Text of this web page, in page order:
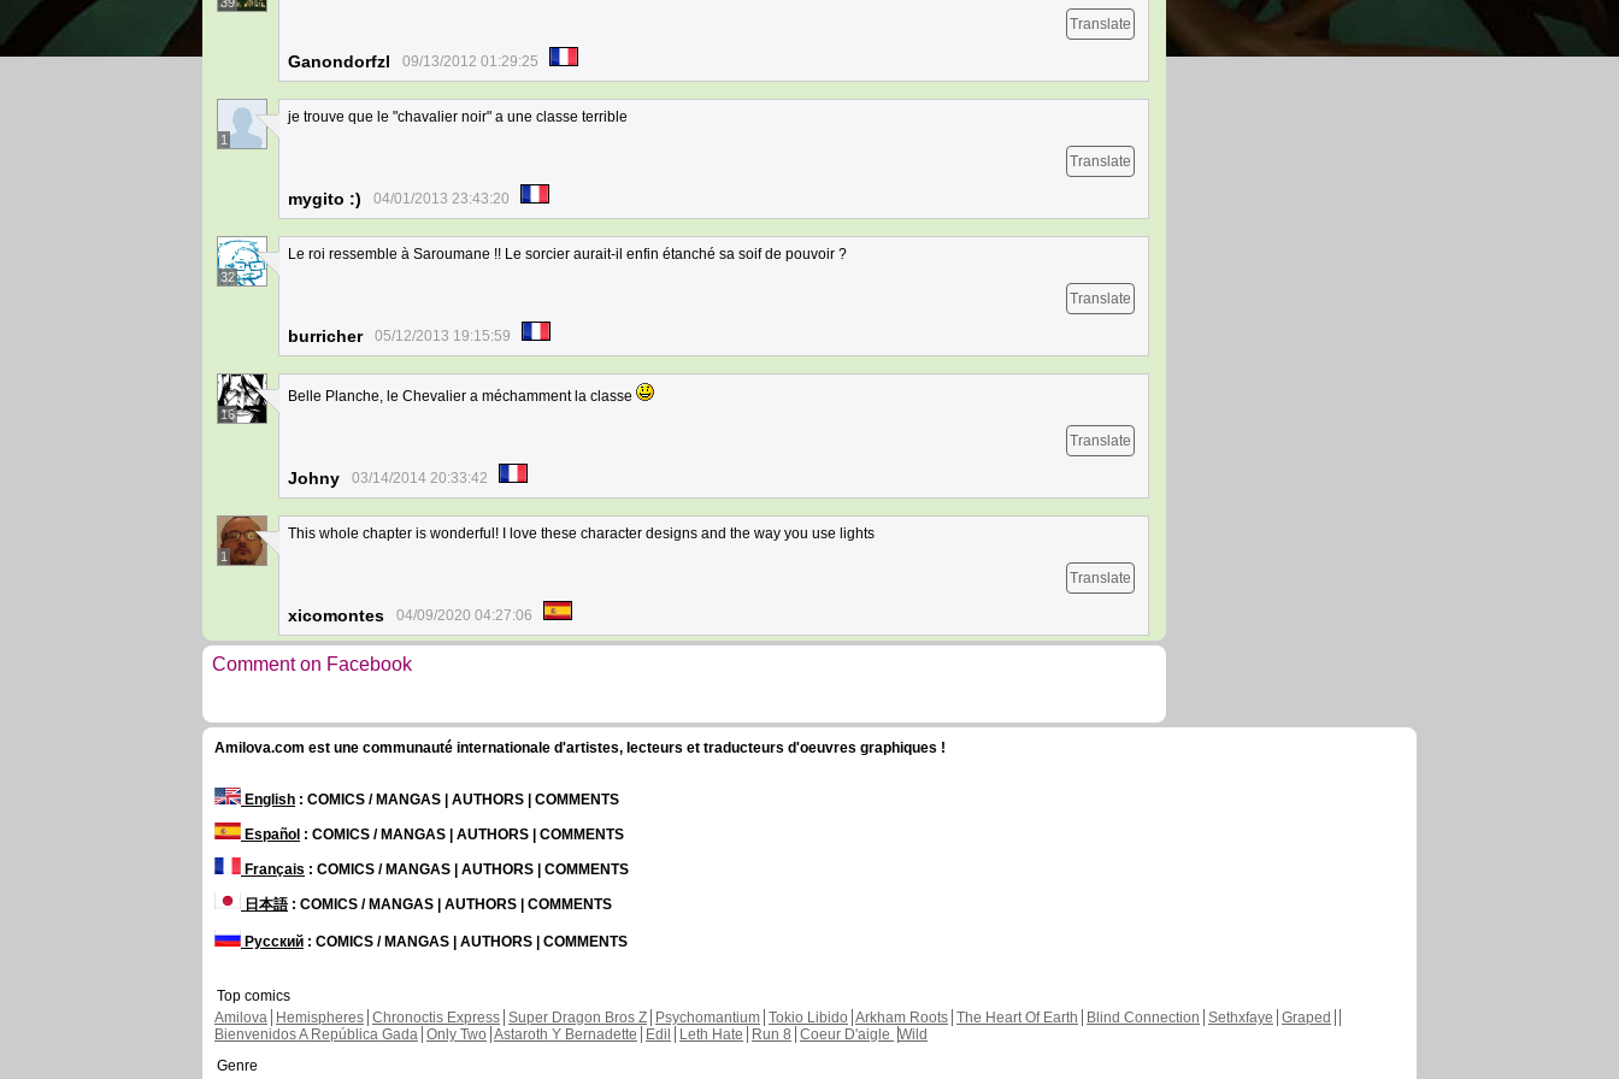
Translate
Ganondorfzl 09/13/2012 01:29:25
1
je trouve que le "chavalier noir" a une classe terrible
Translate
mygito :) 04/01/2013 23:43:20
32
Le roi ressemble à Saroumane !! Le sorcier aurait-il enfin étanché sa soif de pouvoir ?
Translate
burricher 05/12/2013 19:15:59
16
Belle Planche, le Chevalier a méchamment la classe
Translate
Johny 03/14/2014 20:33:42
1
This whole chapter is wonderful! I love these character designs and the way you use lights
Translate
xicomontes 04/09/2020 04:27:06
Comment on Facebook
Amilova.com est une communauté internationale d'artistes, lecteurs et traducteurs d'oeuvres graphiques !
English : COMICS / MANGAS | AUTHORS | COMMENTS
Español : COMICS / MANGAS | AUTHORS | COMMENTS
Français : COMICS / MANGAS | AUTHORS | COMMENTS
日本語: COMICS / MANGAS | AUTHORS | COMMENTS
Русский : COMICS / MANGAS | AUTHORS | COMMENTS
Top comics
Amilova
Hemispheres Chronoctis Express Super Dragon Bros Z Psychomantium Tokio Libido Arkham Roots The Heart Of Earth Blind Connection Sethxfaye Graped
Bienvenidos A República Gada Only Two Astaroth Y Bernadette Edil Leth Hate Run 8 Coeur D'aigle Wild
Genre